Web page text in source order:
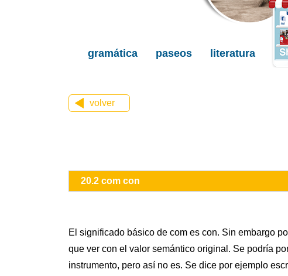
gramática paseos literatura
volver
20.2 com con
El significado básico de com es con. Sin embargo
que ver con el valor semántico original. Se podría
instrumento, pero así no es. Se dice por ejemplo